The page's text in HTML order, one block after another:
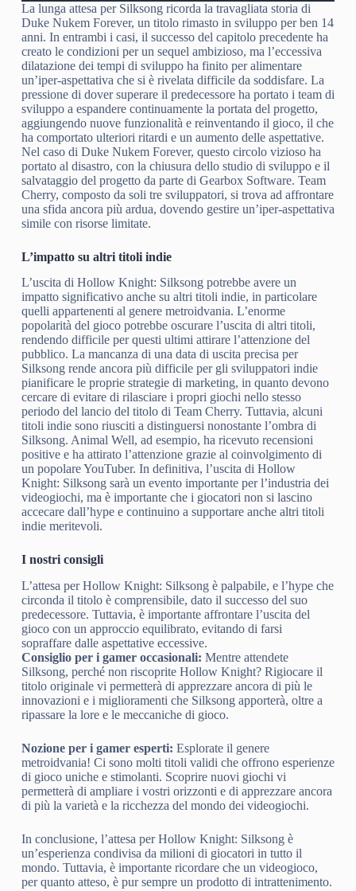
La lunga attesa per Silksong ricorda la travagliata storia di
Duke Nukem Forever, un titolo rimasto in sviluppo per ben 14
anni. In entrambi i casi, il successo del capitolo precedente ha
creato le condizioni per un sequel ambizioso, ma l’eccessiva
dilatazione dei tempi di sviluppo ha finito per alimentare
un’iper-aspettativa che si è rivelata difficile da soddisfare. La
pressione di dover superare il predecessore ha portato i team di
sviluppo a espandere continuamente la portata del progetto,
aggiungendo nuove funzionalità e reinventando il gioco, il che
ha comportato ulteriori ritardi e un aumento delle aspettative.
Nel caso di Duke Nukem Forever, questo circolo vizioso ha
portato al disastro, con la chiusura dello studio di sviluppo e il
salvataggio del progetto da parte di Gearbox Software. Team
Cherry, composto da soli tre sviluppatori, si trova ad affrontare
una sfida ancora più ardua, dovendo gestire un’iper-aspettativa
simile con risorse limitate.
L’impatto su altri titoli indie
L’uscita di Hollow Knight: Silksong potrebbe avere un
impatto significativo anche su altri titoli indie, in particolare
quelli appartenenti al genere metroidvania. L’enorme
popolarità del gioco potrebbe oscurare l’uscita di altri titoli,
rendendo difficile per questi ultimi attirare l’attenzione del
pubblico. La mancanza di una data di uscita precisa per
Silksong rende ancora più difficile per gli sviluppatori indie
pianificare le proprie strategie di marketing, in quanto devono
cercare di evitare di rilasciare i propri giochi nello stesso
periodo del lancio del titolo di Team Cherry. Tuttavia, alcuni
titoli indie sono riusciti a distinguersi nonostante l’ombra di
Silksong. Animal Well, ad esempio, ha ricevuto recensioni
positive e ha attirato l’attenzione grazie al coinvolgimento di
un popolare YouTuber. In definitiva, l’uscita di Hollow
Knight: Silksong sarà un evento importante per l’industria dei
videogiochi, ma è importante che i giocatori non si lascino
accecare dall’hype e continuino a supportare anche altri titoli
indie meritevoli.
I nostri consigli
L’attesa per Hollow Knight: Silksong è palpabile, e l’hype che
circonda il titolo è comprensibile, dato il successo del suo
predecessore. Tuttavia, è importante affrontare l’uscita del
gioco con un approccio equilibrato, evitando di farsi
sopraffare dalle aspettative eccessive.
Consiglio per i gamer occasionali: Mentre attendete
Silksong, perché non riscoprite Hollow Knight? Rigiocare il
titolo originale vi permetterà di apprezzare ancora di più le
innovazioni e i miglioramenti che Silksong apporterà, oltre a
ripassare la lore e le meccaniche di gioco.
Nozione per i gamer esperti: Esplorate il genere
metroidvania! Ci sono molti titoli validi che offrono esperienze
di gioco uniche e stimolanti. Scoprire nuovi giochi vi
permetterà di ampliare i vostri orizzonti e di apprezzare ancora
di più la varietà e la ricchezza del mondo dei videogiochi.
In conclusione, l’attesa per Hollow Knight: Silksong è
un’esperienza condivisa da milioni di giocatori in tutto il
mondo. Tuttavia, è importante ricordare che un videogioco,
per quanto atteso, è pur sempre un prodotto di intrattenimento.